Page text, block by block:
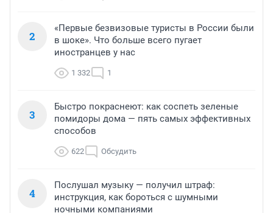
2
«Первые безвизовые туристы в России были
в шоке». Что больше всего пугает
иностранцев у нас
1 332 1
3
Быстро покраснеют: как соспеть зеленые
помидоры дома — пять самых эффективных
способов
622 Обсудить
4
Послушал музыку — получил штраф:
инструкция, как бороться с шумными
ночными компаниями